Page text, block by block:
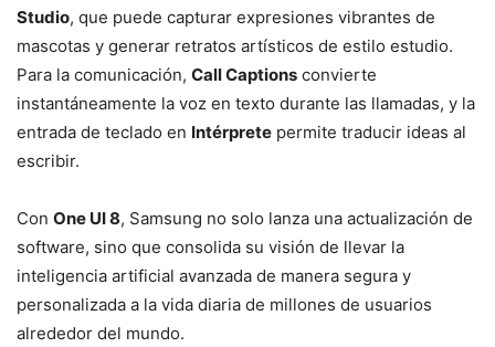
Studio, que puede capturar expresiones vibrantes de
mascotas y generar retratos artísticos de estilo estudio.
Para la comunicación, Call Captions convierte
instantáneamente la voz en texto durante las llamadas, y la
entrada de teclado en Intérprete permite traducir ideas al
escribir.
Con One UI 8, Samsung no solo lanza una actualización de
software, sino que consolida su visión de llevar la
inteligencia artificial avanzada de manera segura y
personalizada a la vida diaria de millones de usuarios
alrededor del mundo.